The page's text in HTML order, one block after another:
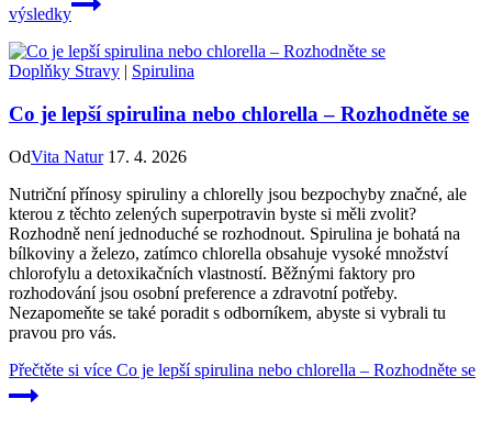
výsledky
Doplňky Stravy | Spirulina
Co je lepší spirulina nebo chlorella – Rozhodněte se
OdVita Natur 17. 4. 2026
Nutriční přínosy spiruliny a chlorelly jsou bezpochyby značné, ale
kterou z těchto zelených superpotravin byste si měli zvolit?
Rozhodně není jednoduché se rozhodnout. Spirulina je bohatá na
bílkoviny a železo, zatímco chlorella obsahuje vysoké množství
chlorofylu a detoxikačních vlastností. Běžnými faktory pro
rozhodování jsou osobní preference a zdravotní potřeby.
Nezapomeňte se také poradit s odborníkem, abyste si vybrali tu
pravou pro vás.
Přečtěte si více Co je lepší spirulina nebo chlorella – Rozhodněte se